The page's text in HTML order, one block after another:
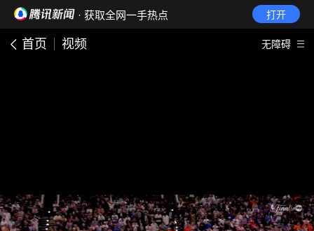
· 获取全网一手热点 打开
首页 视频 无障碍